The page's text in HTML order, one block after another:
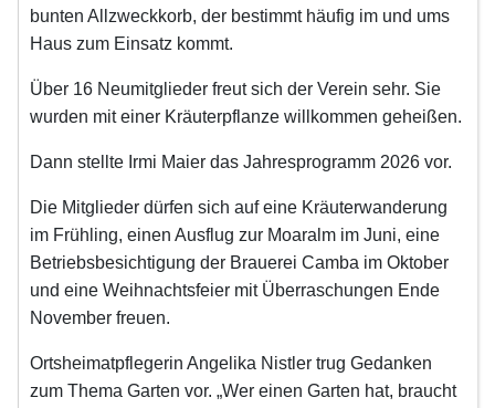
bunten Allzweckkorb, der bestimmt häufig im und ums
Haus zum Einsatz kommt.
Über 16 Neumitglieder freut sich der Verein sehr. Sie
wurden mit einer Kräuterpflanze willkommen geheißen.
Dann stellte Irmi Maier das Jahresprogramm 2026 vor.
Die Mitglieder dürfen sich auf eine Kräuterwanderung
im Frühling, einen Ausflug zur Moaralm im Juni, eine
Betriebsbesichtigung der Brauerei Camba im Oktober
und eine Weihnachtsfeier mit Überraschungen Ende
November freuen.
Ortsheimatpflegerin Angelika Nistler trug Gedanken
zum Thema Garten vor. „Wer einen Garten hat, braucht